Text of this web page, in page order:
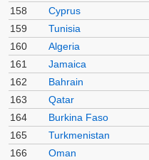
158
Cyprus
159
Tunisia
160
Algeria
161
Jamaica
162
Bahrain
163
Qatar
164
Burkina Faso
165
Turkmenistan
166
Oman